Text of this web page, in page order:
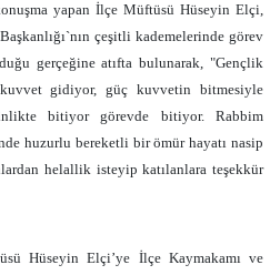
yapan İlçe Müftüsü Hüseyin Elçi,
çeşitli kademelerinde görev
gerçeğine atıfta bulunarak, "Gençlik
gidiyor, güç kuvvetin bitmesiyle
bitiyor görevde bitiyor. Rabbim
huzurlu bereketli bir ömür hayatı nasip
helallik isteyip katılanlara teşekkür
Hüseyin Elçi’ye İlçe Kaymakamı ve